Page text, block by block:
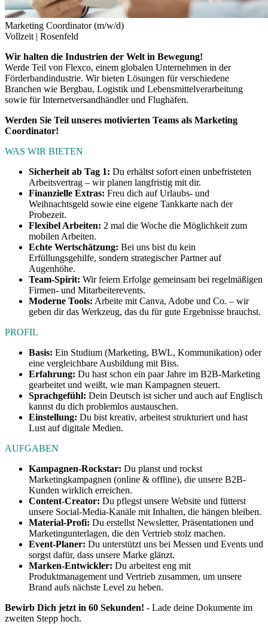
Marketing Coordinator (m/w/d)
Vollzeit | Rosenfeld
Wir halten die Industrien der Welt in Bewegung!
Werde Teil von Flexco, einem globalen Unternehmen in der
Förderbandindustrie. Wir bieten Lösungen für verschiedene
Branchen wie Bergbau, Logistik und Lebensmittelverarbeitung
sowie für Internetversandhändler und Flughäfen.
Werden Sie Teil unseres motivierten Teams als Marketing
Coordinator!
WAS WIR BIETEN
Sicherheit ab Tag 1: Du erhältst sofort einen unbefristeten
Arbeitsvertrag – wir planen langfristig mit dir.
Finanzielle Extras: Freu dich auf Urlaubs- und
Weihnachtsgeld sowie eine eigene Tankkarte nach der
Probezeit.
Flexibel Arbeiten: 2 mal die Woche die Möglichkeit zum
mobilen Arbeiten.
Echte Wertschätzung: Bei uns bist du kein
Erfüllungsgehilfe, sondern strategischer Partner auf
Augenhöhe.
Team-Spirit: Wir feiern Erfolge gemeinsam bei regelmäßigen
Firmen- und Mitarbeiterevents.
Moderne Tools: Arbeite mit Canva, Adobe und Co. – wir
geben dir das Werkzeug, das du für gute Ergebnisse brauchst.
PROFIL
Basis: Ein Studium (Marketing, BWL, Kommunikation) oder
eine vergleichbare Ausbildung mit Biss.
Erfahrung: Du hast schon ein paar Jahre im B2B-Marketing
gearbeitet und weißt, wie man Kampagnen steuert.
Sprachgefühl: Dein Deutsch ist sicher und auch auf Englisch
kannst du dich problemlos austauschen.
Einstellung: Du bist kreativ, arbeitest strukturiert und hast
Lust auf digitale Medien.
AUFGABEN
Kampagnen-Rockstar: Du planst und rockst
Marketingkampagnen (online & offline), die unsere B2B-
Kunden wirklich erreichen.
Content-Creator: Du pflegst unsere Website und fütterst
unsere Social-Media-Kanäle mit Inhalten, die hängen bleiben.
Material-Profi: Du erstellst Newsletter, Präsentationen und
Marketingunterlagen, die den Vertrieb stolz machen.
Event-Planer: Du unterstützt uns bei Messen und Events und
sorgst dafür, dass unsere Marke glänzt.
Marken-Entwickler: Du arbeitest eng mit
Produktmanagement und Vertrieb zusammen, um unsere
Brand aufs nächste Level zu heben.
Bewirb Dich jetzt in 60 Sekunden! - Lade deine Dokumente im
zweiten Stepp hoch.